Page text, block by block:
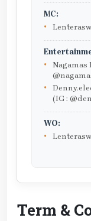
MC:
Nagamas
(IG :
WO:
Term &